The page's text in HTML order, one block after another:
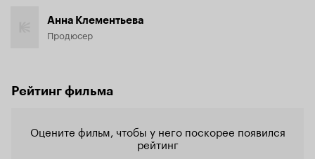
Анна Клементьева
Продюсер
Рейтинг фильма
Оцените фильм, чтобы у него поскорее появился
рейтинг